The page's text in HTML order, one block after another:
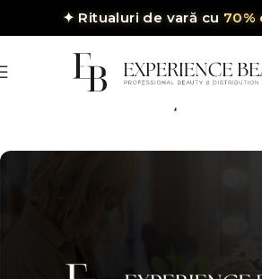
✦ Ritualuri de vară cu 70%
stil. Livrăm performanță.